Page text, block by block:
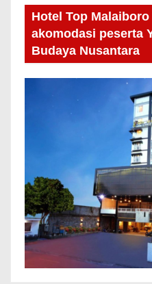
Hotel Top
akomodasi peserta
Budaya Nusantara